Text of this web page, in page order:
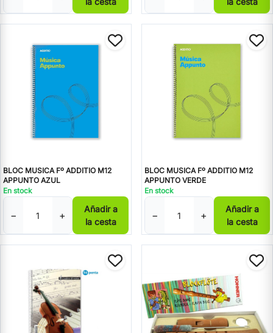
BLOC MUSICA Fº ADDITIO M12
APPUNTO AZUL
En stock
− +
Añadir a
la cesta
BLOC MUSICA Fº ADDITIO M12
APPUNTO VERDE
En stock
− +
Añadir a
la cesta